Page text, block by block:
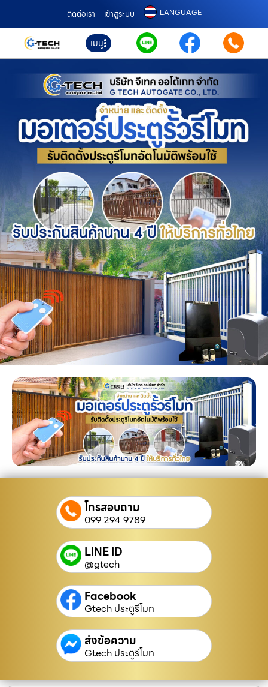
ติดต่อเรา เข้าสู่ระบบ LANGUAGE
เมนู
โทรสอบถาม
099 294 9789
LINE ID
@gtech
Facebook
Gtech ประตูรีโมท
ส่งข้อความ
Gtech ประตูรีโมท